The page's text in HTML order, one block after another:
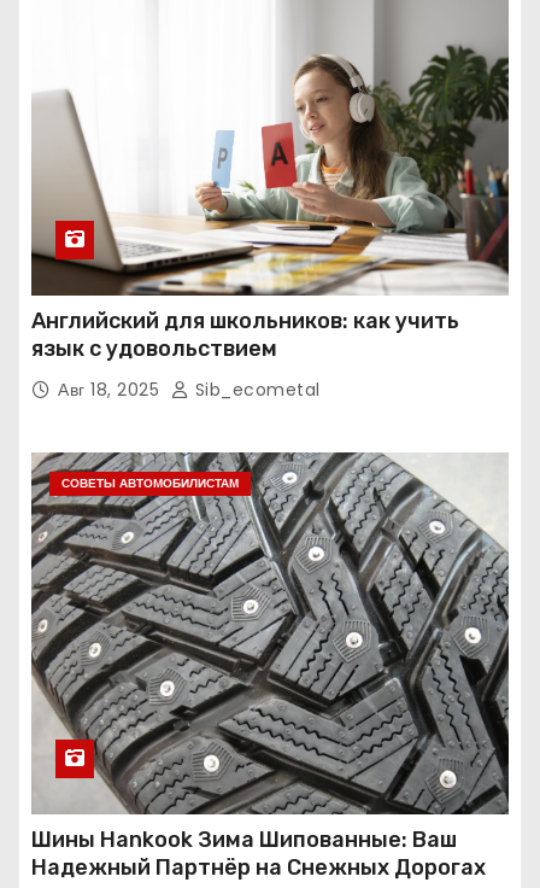
Английский для школьников: как учить
язык с удовольствием
Авг 18, 2025 Sib_ecometal
СОВЕТЫ АВТОМОБИЛИСТАМ
Шины Hankook Зима Шипованные: Ваш
Надежный Партнёр на Снежных Дорогах